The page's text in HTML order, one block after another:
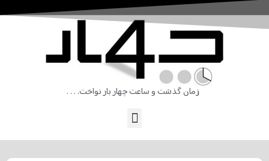
زمان گذشت و ساعت چهار بار نواخت. . . .